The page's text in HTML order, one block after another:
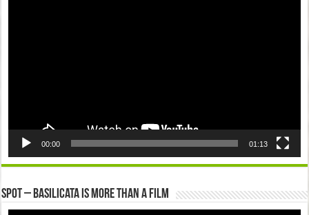
00:00 01:13
Spot – Basilicata is more than a Film